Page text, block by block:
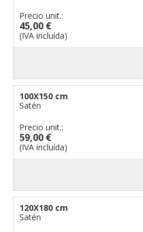
Precio unit.:
45,00 €
(IVA incluída)
100X150 cm
Satén
Precio unit.:
59,00 €
(IVA incluída)
120X180 cm
Satén